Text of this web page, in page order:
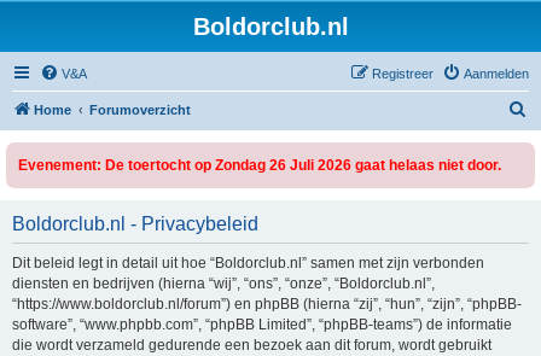
Boldorclub.nl
V&A Aanmelden
Registreer
Home Forumoverzicht
Evenement: De toertocht op Zondag 26 Juli 2026 gaat helaas niet door.
Boldorclub.nl - Privacybeleid
Dit beleid legt in detail uit hoe “Boldorclub.nl” samen met zijn verbonden
diensten en bedrijven (hierna “wij”, “ons”, “onze”, “Boldorclub.nl”,
“https://www.boldorclub.nl/forum”) en phpBB (hierna “zij”, “hun”, “zijn”, “phpBB-
software”, “www.phpbb.com”, “phpBB Limited”, “phpBB-teams”) de informatie
die wordt verzameld gedurende een bezoek aan dit forum, wordt gebruikt